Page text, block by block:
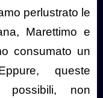
perlustrato le
Marettimo e
consumato un
queste
possibili, non